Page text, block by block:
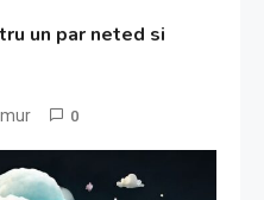
un par neted si
0